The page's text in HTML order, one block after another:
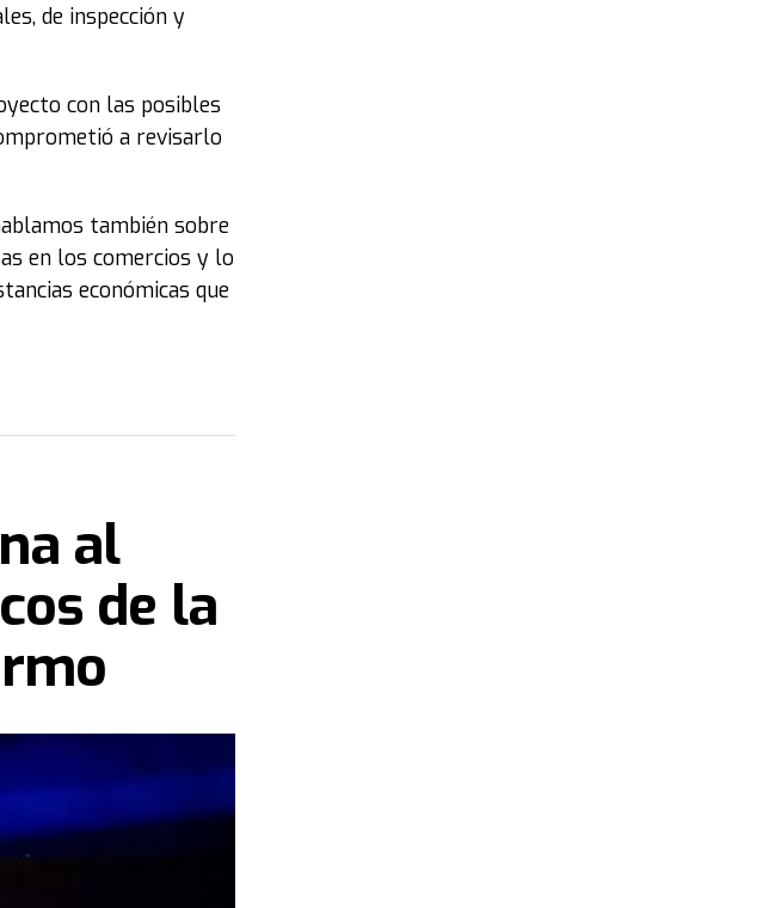
de inspección y
con las posibles
a revisarlo
también sobre
en los comercios y lo
económicas que
al
de la